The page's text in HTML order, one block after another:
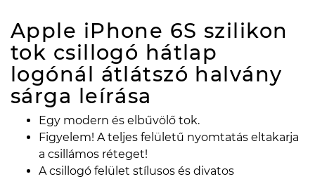
Apple iPhone 6S szilikon
tok csillogó hátlap
logónál átlátszó halvány
sárga leírása
Egy modern és elbűvölő tok.
Figyelem! A teljes felületű nyomtatás eltakarja
a csillámos réteget!
A csillogó felület stílusos és divatos